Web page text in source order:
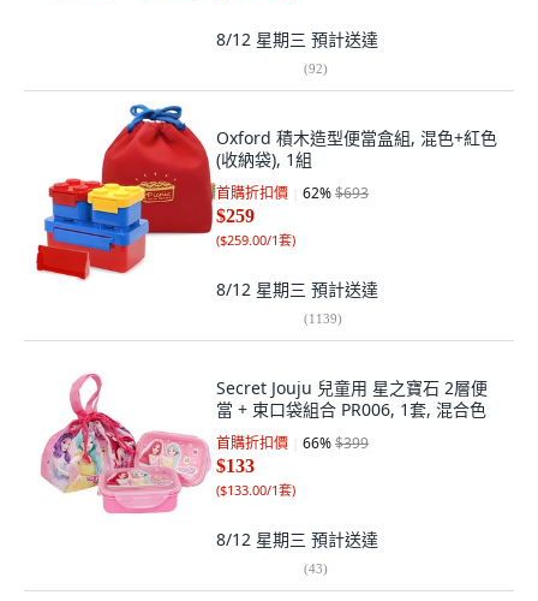
8/12 星期三 預計送達
(92)
Oxford 積木造型便當盒組, 混色+紅色
(收納袋), 1組
首購折扣價 62%$693
$259
($259.00/1套)
8/12 星期三 預計送達
(1139)
Secret Jouju 兒童用 星之寶石 2層便
當 + 束口袋組合 PR006, 1套, 混合色
首購折扣價 66%$399
$133
($133.00/1套)
8/12 星期三 預計送達
(43)